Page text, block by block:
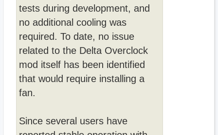
tests during development, and
no additional cooling was
required. To date, no issue
related to the Delta Overclock
mod itself has been identified
that would require installing a
fan.
Since several users have